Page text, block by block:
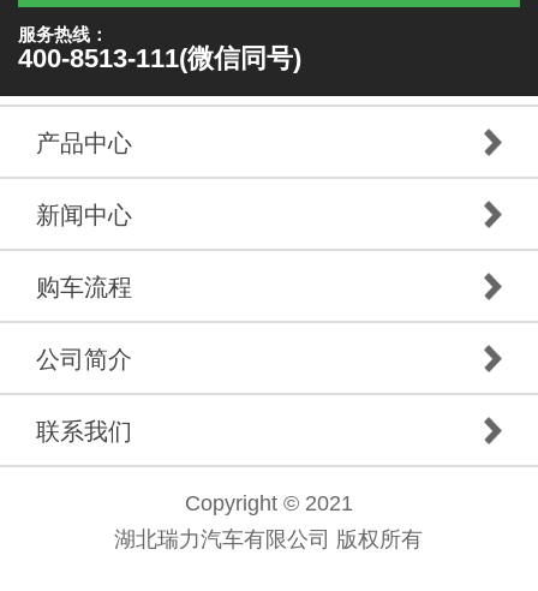
服务热线：
400-8513-111(微信同号)
产品中心
新闻中心
购车流程
公司简介
联系我们
Copyright © 2021
湖北瑞力汽车有限公司 版权所有